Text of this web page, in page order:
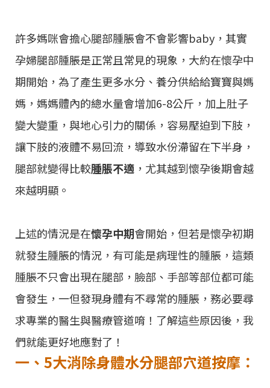
許多媽咪會擔心腿部腫脹會不會影響baby，其實
孕婦腿部腫脹是正常且常見的現象，大約在懷孕中
期開始，為了產生更多水分、養分供給給寶寶與媽
媽，媽媽體內的總水量會增加6-8公斤，加上肚子
變大變重，與地心引力的關係，容易壓迫到下肢，
讓下肢的液體不易回流，導致水份滯留在下半身，
腿部就變得比較腫脹不適 ，尤其越到懷孕後期會越
來越明顯。
上述的情況是在懷孕中期會開始，但若是懷孕初期
就發生腫脹的情況，有可能是病理性的腫脹，這類
腫脹不只會出現在腿部，臉部、手部等部位都可能
會發生，一但發現身體有不尋常的腫脹，務必要尋
求專業的醫生與醫療管道唷！了解這些原因後，我
們就能更好地應對了！
一、5大消除身體水分腿部穴道按摩：